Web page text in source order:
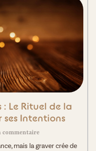
Le Rituel de la
ses Intentions
commentaire
mais la graver crée de